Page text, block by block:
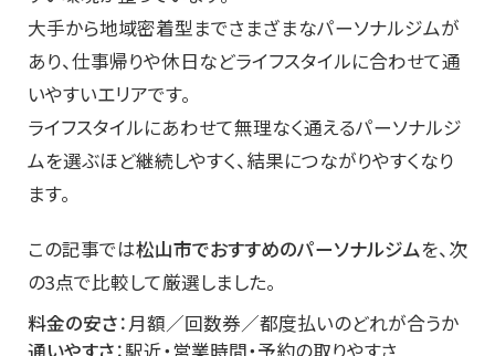
大手から地域密着型までさまざまなパーソナルジムが
あり、仕事帰りや休日などライフスタイルに合わせて通
いやすいエリアです。
ライフスタイルにあわせて無理なく通えるパーソナルジ
ムを選ぶほど継続しやすく、結果につながりやすくなり
ます。
この記事では松山市でおすすめのパーソナルジムを、次
の3点で比較して厳選しました。
料金の安さ：月額／回数券／都度払いのどれが合うか
通いやすさ：駅近・営業時間・予約の取りやすさ